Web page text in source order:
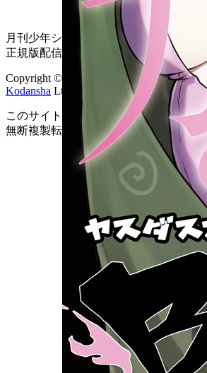
月刊少年シリウス公式サイトは
正規版配信サイトマークを取得したサ
Copyright © 2008-2026
Kodansha Ltd. All Rights Reserved.
このサイトのデータの著作権は講談社
無断複製転載放送等は禁止します。